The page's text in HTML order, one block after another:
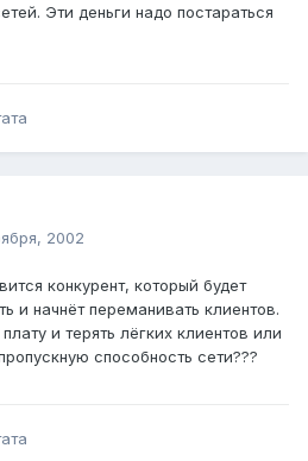
Эти деньги надо постараться
2002
конкурент, который будет
и начнёт переманивать клиентов.
и терять лёгких клиентов или
способность сети???